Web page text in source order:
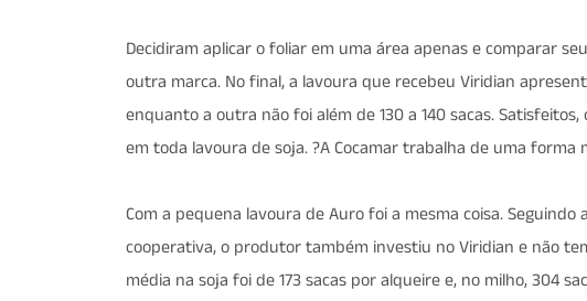
Decidiram aplicar o foliar em uma área apenas e comparar
outra marca. No final, a lavoura que recebeu Viridian
enquanto a outra não foi além de 130 a 140 sacas.
em toda lavoura de soja. ?A Cocamar trabalha de uma forma
Com a pequena lavoura de Auro foi a mesma coisa.
cooperativa, o produtor também investiu no Viridian e não
média na soja foi de 173 sacas por alqueire e, no milho, 304